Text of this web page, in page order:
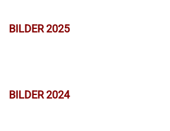
BILDER 2025
BILDER 2024